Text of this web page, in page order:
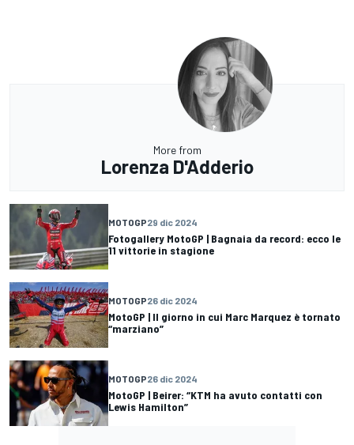
More from
Lorenza D'Adderio
MOTOGP29 dic 2024
Fotogallery MotoGP | Bagnaia da record: ecco le
11 vittorie in stagione
MOTOGP26 dic 2024
MotoGP | Il giorno in cui Marc Marquez è tornato
“marziano”
MOTOGP26 dic 2024
MotoGP | Beirer: “KTM ha avuto contatti con
Lewis Hamilton”